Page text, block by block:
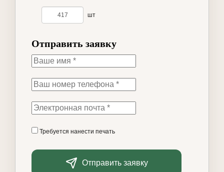
шт
Отправить заявку
Требуется нанести печать
Отправить заявку